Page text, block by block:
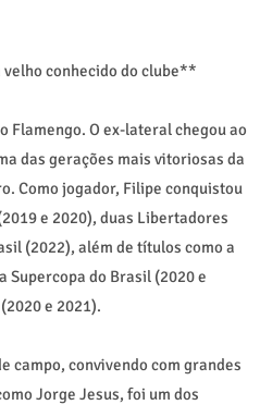
conhecido do clube**
Flamengo. O ex-lateral chegou ao
das gerações mais vitoriosas da
Como jogador, Filipe conquistou
e 2020), duas Libertadores
(2022), além de títulos como a
Supercopa do Brasil (2020 e
e 2021).
campo, convivendo com grandes
Jorge Jesus, foi um dos